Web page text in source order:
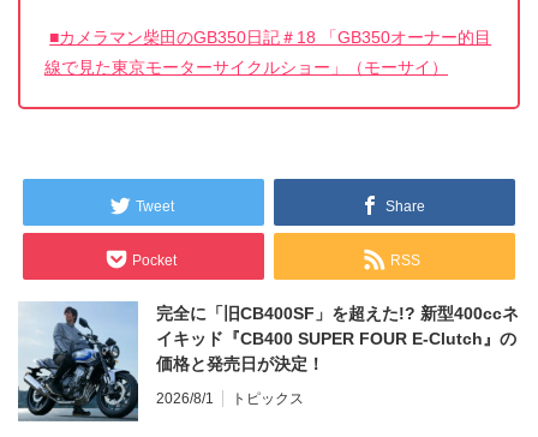
■カメラマン柴田のGB350日記＃18 「GB350オーナー的目
線で見た東京モーターサイクルショー」（モーサイ）
Tweet Share
Pocket RSS
完全に「旧CB400SF」を超えた!? 新型400ccネ
イキッド『CB400 SUPER FOUR E-Clutch』の
価格と発売日が決定！
2026/8/1 トピックス